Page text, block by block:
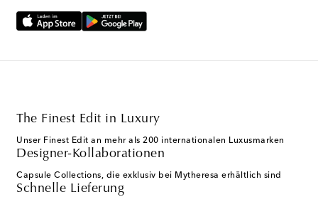
The Finest Edit in Luxury
Unser Finest Edit an mehr als 200 internationalen Luxusmarken
Designer-Kollaborationen
Capsule Collections, die exklusiv bei Mytheresa erhältlich sind
Schnelle Lieferung